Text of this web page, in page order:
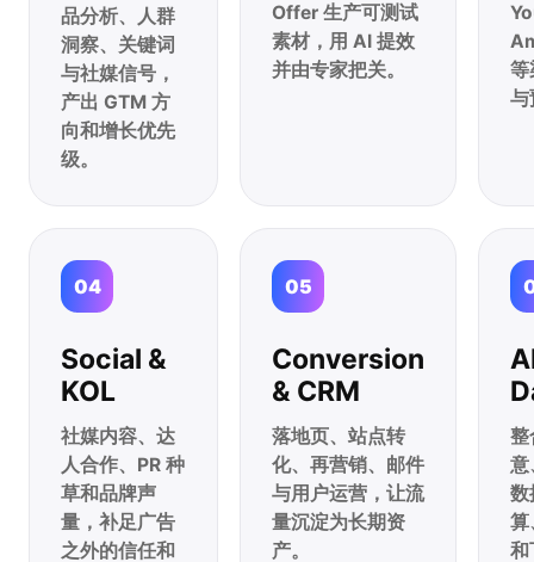
品分析、人群
洞察、关键词
与社媒信号，
产出 GTM 方
向和增长优先
级。
Offer 生产可测试
素材，用 AI 提效
并由专家把关。
等
与
04
Social &
KOL
社媒内容、达
人合作、PR 种
草和品牌声
量，补足广告
之外的信任和
05
Conversion
& CRM
落地页、站点转
化、再营销、邮件
与用户运营，让流
量沉淀为长期资
产。
整
意
数
算
和